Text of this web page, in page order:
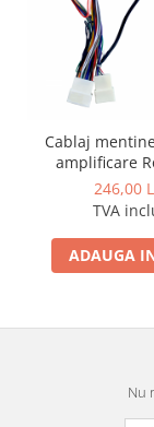
Rame adaptoare
Rame adaptoare
Rame adaptoare
Rame adaptoare
Rame adaptoare
Cablaj
amplificare
Fosgate pentru
246,00
TVA
ADAUGA
Nu